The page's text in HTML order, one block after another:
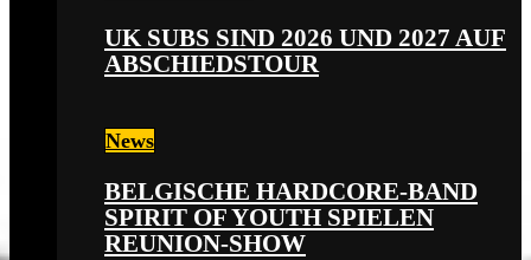
UK SUBS SIND 2026 UND 2027 AUF
ABSCHIEDSTOUR
News
BELGISCHE HARDCORE-BAND
SPIRIT OF YOUTH SPIELEN
REUNION-SHOW